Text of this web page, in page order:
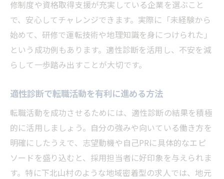
修制度や資格取得支援が充実している企業を選ぶこと
で、安心してチャレンジできます。実際に「未経験から
始めて、研修で運転技術や地理知識を身につけられた」
という成功例もあります。適性診断を活用し、不安を減
らして一歩踏み出すことが大切です。
適性診断で転職活動を有利に進める方法
転職活動を成功させるためには、適性診断の結果を積極
的に活用しましょう。自分の強みや向いている働き方を
明確にしたうえで、志望動機や自己PRに具体的なエピ
ソードを盛り込むと、採用担当者に好印象を与えられま
す。特に下北山村のような地域密着型の求人では、地元